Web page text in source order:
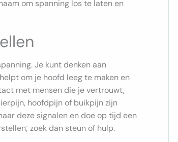
om spanning los te laten en
Je kunt denken aan
om je hoofd leeg te maken en
met mensen die je vertrouwt,
hoofdpijn of buikpijn zijn
deze signalen en doe op tijd een
zoek dan steun of hulp.